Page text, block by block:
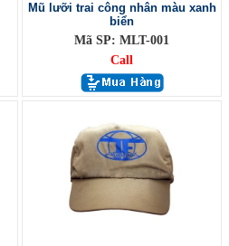
Mũ lưỡi trai công nhân màu xanh
biển
Mã SP: MLT-001
Call